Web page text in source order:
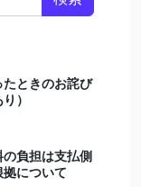
ときのお詫び
）
負担は支払側
について